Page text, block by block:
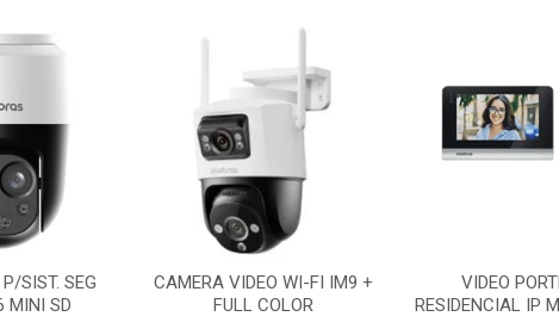
SIST. SEG
MINI SD
CAMERA VIDEO WI-FI IM9 +
FULL COLOR
VIDEO
RESIDENCIAL IP